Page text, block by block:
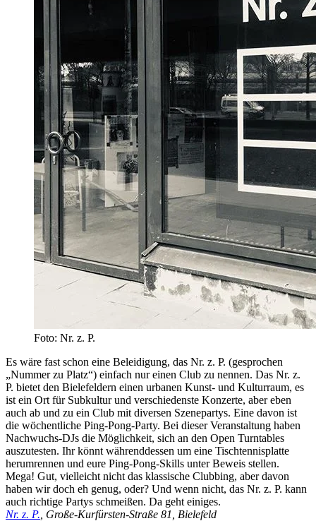
Foto: Nr. z. P.
Es wäre fast schon eine Beleidigung, das Nr. z. P. (gesprochen
„Nummer zu Platz“) einfach nur einen Club zu nennen. Das Nr. z.
P. bietet den Bielefeldern einen urbanen Kunst- und Kulturraum, es
ist ein Ort für Subkultur und verschiedenste Konzerte, aber eben
auch ab und zu ein Club mit diversen Szenepartys. Eine davon ist
die wöchentliche Ping-Pong-Party. Bei dieser Veranstaltung haben
Nachwuchs-DJs die Möglichkeit, sich an den Open Turntables
auszutesten. Ihr könnt währenddessen um eine Tischtennisplatte
herumrennen und eure Ping-Pong-Skills unter Beweis stellen.
Mega! Gut, vielleicht nicht das klassische Clubbing, aber davon
haben wir doch eh genug, oder? Und wenn nicht, das Nr. z. P. kann
auch richtige Partys schmeißen. Da geht einiges.
Nr. z. P. , Große-Kurfürsten-Straße 81, Bielefeld